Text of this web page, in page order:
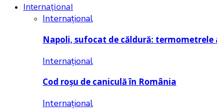
Internațional
Internațional
Napoli, sufocat de căldură: termometrele
Internațional
Cod roșu de caniculă în România
Internațional